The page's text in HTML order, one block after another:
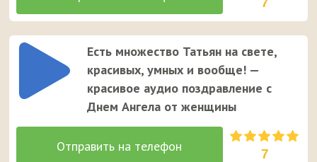
Есть множество Татьян на свете,
красивых, умных и вообще! —
красивое аудио поздравление с
Днем Ангела от женщины
7